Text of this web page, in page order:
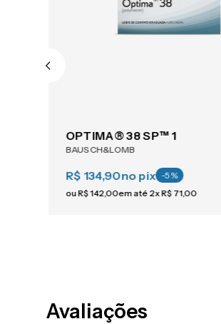
OPTIMA® 38 SP™ 1
BAUSCH&LOMB
R$ 134,90no pix -5%
ouR$142,00em até 2xR$ 71,00
Avaliações